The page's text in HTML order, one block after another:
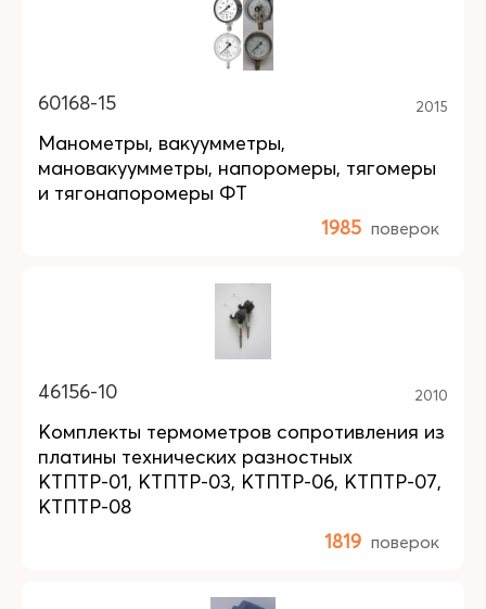
60168-15 2015
Манометры, вакуумметры,
мановакуумметры, напоромеры, тягомеры
и тягонапоромеры ФТ
1985 поверок
46156-10 2010
Комплекты термометров сопротивления из
платины технических разностных
КТПТР-01, КТПТР-03, КТПТР-06, КТПТР-07,
КТПТР-08
1819 поверок